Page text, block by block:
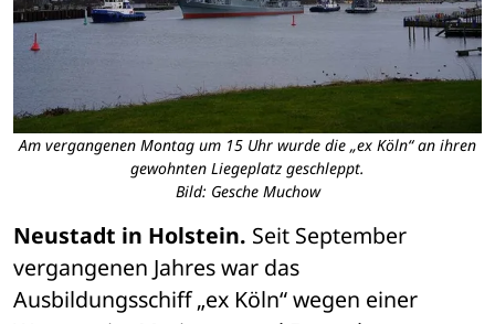
Am vergangenen Montag um 15 Uhr wurde die „ex Köln“ an ihren
gewohnten Liegeplatz geschleppt.
Bild: Gesche Muchow
Neustadt in Holstein. Seit September
vergangenen Jahres war das
Ausbildungsschiff „ex Köln“ wegen einer